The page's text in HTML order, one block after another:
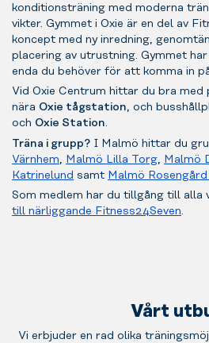
konditionsträning med moderna
vikter. Gymmet i Oxie är en del av
koncept med ny inredning,
placering av utrustning. Gymmet har
enda du behöver för att komma in
Vid Oxie Centrum hittar du bra med
nära Oxie tågstation, och
och Oxie Station.
Träna i grupp? I Malmö hittar du
Värnhem, Malmö Lilla Torg, Malmö
Katrinelund samt Malmö Rosengård
Som medlem har du tillgång till alla
till närliggande Fitness24Seven.
Vårt
Vi erbjuder en rad olika